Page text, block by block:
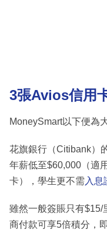
3張Avios信用
MoneySmart以下便為
花旗銀行（Citibank）
年薪低至$60,000（適
卡），學生更不需 入息
雖然一般簽賬只有$15/
商付款可享5倍積分，